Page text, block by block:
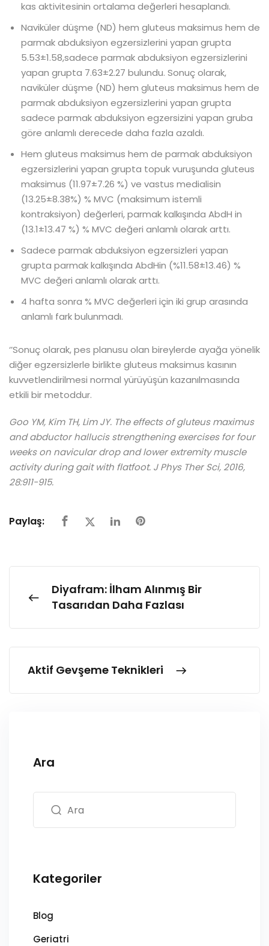
kas aktivitesinin ortalama değerleri hesaplandı.
Naviküler düşme (ND) hem gluteus maksimus hem de
parmak abduksiyon egzersizlerini yapan grupta
5.53±1.58,sadece parmak abduksiyon egzersizlerini
yapan grupta 7.63±2.27 bulundu. Sonuç olarak,
naviküler düşme (ND) hem gluteus maksimus hem de
parmak abduksiyon egzersizlerini yapan grupta
sadece parmak abduksiyon egzersizini yapan gruba
göre anlamlı derecede daha fazla azaldı.
Hem gluteus maksimus hem de parmak abduksiyon
egzersizlerini yapan grupta topuk vuruşunda gluteus
maksimus (11.97±7.26 %) ve vastus medialisin
(13.25±8.38%) % MVC (maksimum istemli
kontraksiyon) değerleri, parmak kalkışında AbdH in
(13.1±13.47 %) % MVC değeri anlamlı olarak arttı.
Sadece parmak abduksiyon egzersizleri yapan
grupta parmak kalkışında AbdHin (%11.58±13.46) %
MVC değeri anlamlı olarak arttı.
4 hafta sonra % MVC değerleri için iki grup arasında
anlamlı fark bulunmadı.
‘’Sonuç olarak, pes planusu olan bireylerde ayağa yönelik
diğer egzersizlerle birlikte gluteus maksimus kasının
kuvvetlendirilmesi normal yürüyüşün kazanılmasında
etkili bir metoddur.
Goo YM, Kim TH, Lim JY. The effects of gluteus maximus
and abductor hallucis strengthening exercises for four
weeks on navicular drop and lower extremity muscle
activity during gait with flatfoot. J Phys Ther Sci, 2016,
28:911-915.
Paylaş:
Diyafram: İlham Alınmış Bir
Tasarıdan Daha Fazlası
Aktif Gevşeme Teknikleri
Ara
Kategoriler
Blog
Geriatri